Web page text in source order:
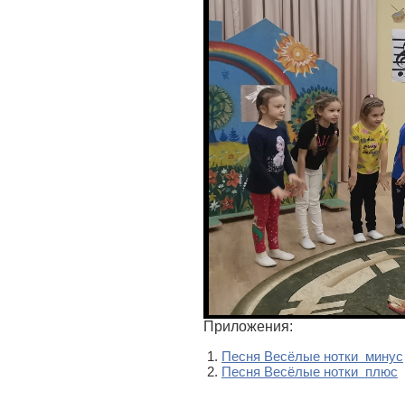
Приложения:
Песня Весёлые нотки минус
Песня Весёлые нотки плюс